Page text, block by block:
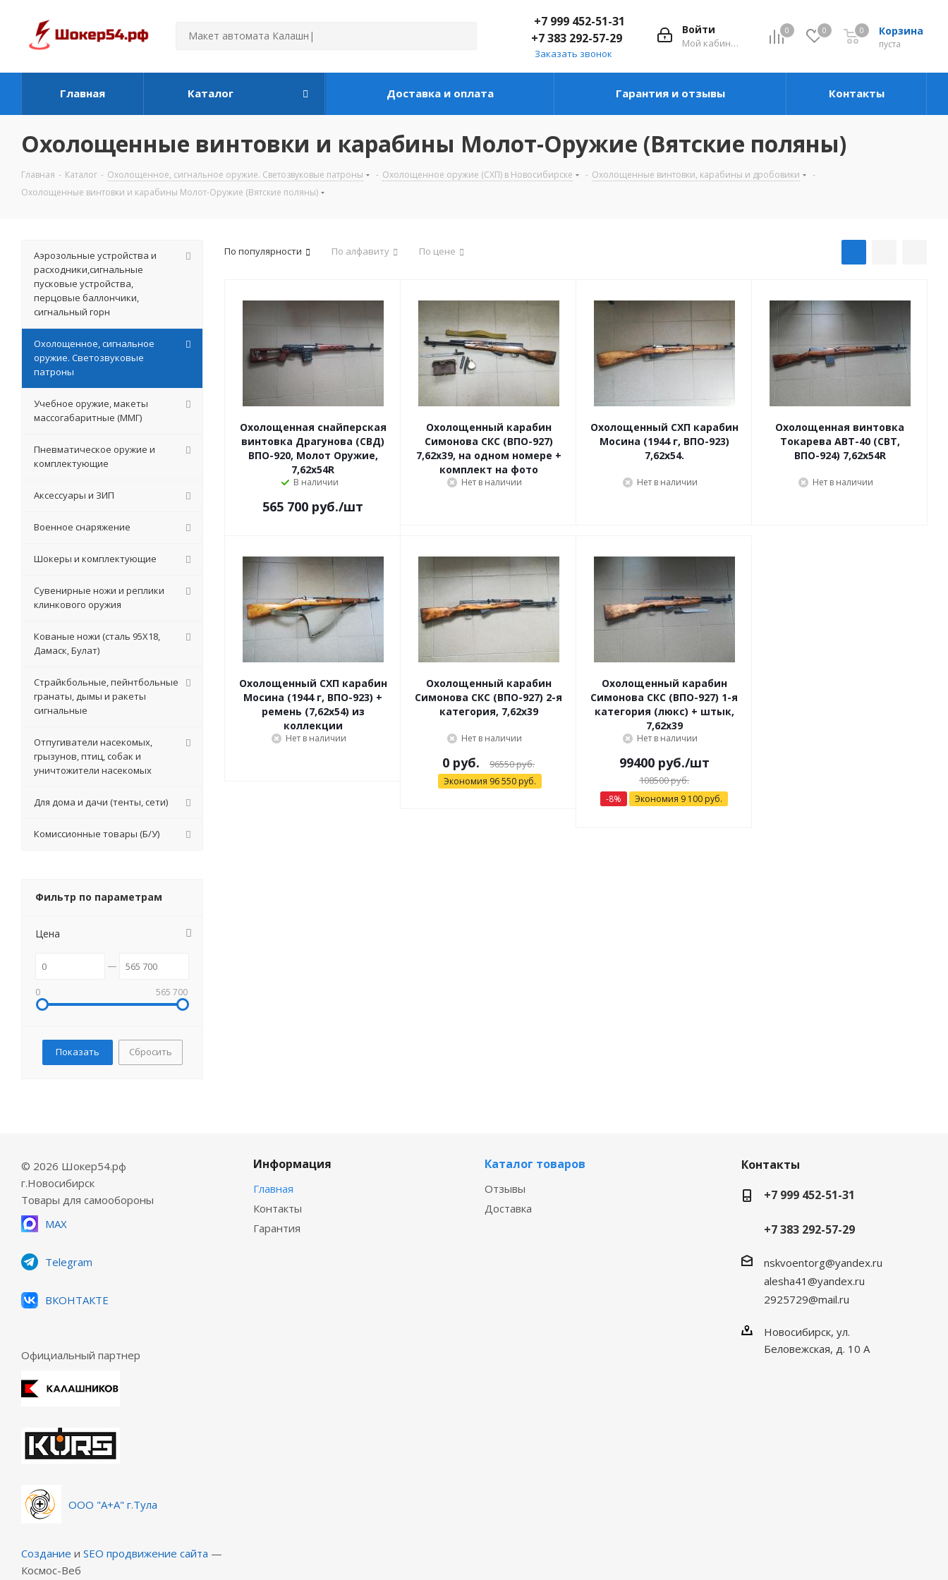
0 0 Корзина
пуста
0
Войти
Мой кабинет
+7 999 452-51-31
+7 383 292-57-29
Заказать звонок
Главная Каталог Доставка и оплата Гарантия и отзывы Контакты
Охолощенные винтовки и карабины Молот-Оружие (Вятские поляны)
Главная - Каталог - Охолощенное, сигнальное оружие. Светозвуковые патроны - Охолощенное оружие (СХП) в Новосибирске - Охолощенные винтовки, карабины и дробовики
-
Охолощенные винтовки и карабины Молот-Оружие (Вятские поляны)
По популярности По алфавиту По цене
Охолощенная снайперская
винтовка Драгунова (СВД)
ВПО-920, Молот Оружие,
7,62х54R
В наличии
565 700 руб./шт
Охолощенный карабин
Симонова СКС (ВПО-927)
7,62x39, на одном номере +
комплект на фото
Нет в наличии
Охолощенный СХП карабин
Мосина (1944 г, ВПО-923)
7,62x54.
Нет в наличии
Охолощенная винтовка
Токарева АВТ-40 (СВТ,
ВПО-924) 7,62x54R
Нет в наличии
Охолощенный СХП карабин
Мосина (1944 г, ВПО-923) +
ремень (7,62x54) из
коллекции
Нет в наличии
Охолощенный карабин
Симонова СКС (ВПО-927) 2-я
категория, 7,62x39
Нет в наличии
0 руб. 96550 руб.
Экономия 96 550руб.
Охолощенный карабин
Симонова СКС (ВПО-927) 1-я
категория (люкс) + штык,
7,62x39
Нет в наличии
99400 руб./шт
108500 руб.
-8% Экономия 9 100 руб.
Аэрозольные устройства и
расходники,сигнальные
пусковые устройства,
перцовые баллончики,
сигнальный горн
Охолощенное, сигнальное
оружие. Светозвуковые
патроны
Учебное оружие, макеты
массогабаритные (ММГ)
Пневматическое оружие и
комплектующие
Аксессуары и ЗИП
Военное снаряжение
Шокеры и комплектующие
Сувенирные ножи и реплики
клинкового оружия
Кованые ножи (сталь 95Х18,
Дамаск, Булат)
Страйкбольные, пейнтбольные
гранаты, дымы и ракеты
сигнальные
Отпугиватели насекомых,
грызунов, птиц, собак и
уничтожители насекомых
Для дома и дачи (тенты, сети)
Комиссионные товары (Б/У)
Фильтр по параметрам
Цена
0 565 700
Сбросить
© 2026 Шокер54.рф
г.Новосибирск
Товары для самообороны
MAX
Telegram
ВКОНТАКТЕ
Официальный партнер
ООО "А+А" г.Тула
Создание и SEO продвижение сайта —
Космос-Веб
Информация
Главная
Контакты
Гарантия
Каталог товаров
Отзывы
Доставка
Контакты
+7 999 452-51-31
+7 383 292-57-29
nskvoentorg@yandex.ru
alesha41@yandex.ru
2925729@mail.ru
Новосибирск, ул.
Беловежская, д. 10 А